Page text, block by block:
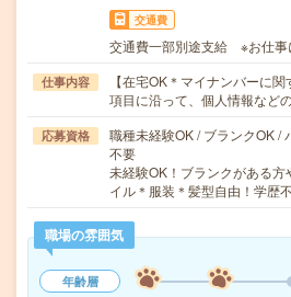
交通費
交通費一部別途支給 ※お仕事
仕事内容
【在宅OK＊マイナンバーに
項目に沿って、個人情報など
応募資格
職種未経験OK / ブランクOK /
不要
未経験OK！ブランクがある
イル＊服装＊髪型自由！学歴
職場の雰囲気
年齢層